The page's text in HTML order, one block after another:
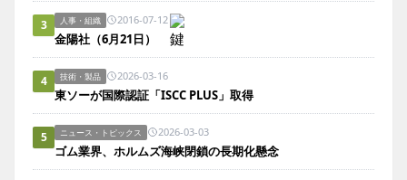
3 人事・組織 2016-07-12
金陽社（6月21日）
4 技術・製品 2026-03-16
東ソーが国際認証「ISCC PLUS」取得
5 ニュース・トピックス 2026-03-03
ゴム業界、ホルムズ海峡閉鎖の長期化懸念